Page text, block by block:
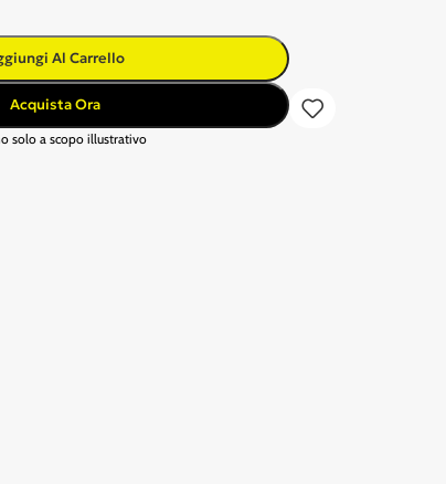
Al Carrello
Acquista Ora
solo a scopo illustrativo